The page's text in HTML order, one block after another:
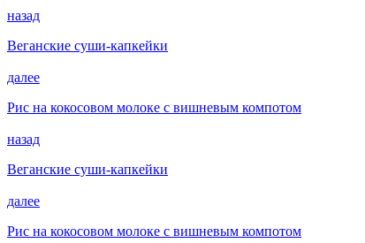
назад
Веганские суши-капкейки
далее
Рис на кокосовом молоке с вишневым компотом
назад
Веганские суши-капкейки
далее
Рис на кокосовом молоке с вишневым компотом